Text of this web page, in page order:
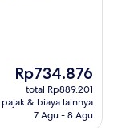
Harga
sekarang
Rp734.876
Rp734.876
total Rp889.201
& biaya lainnya
7 Agu - 8 Agu